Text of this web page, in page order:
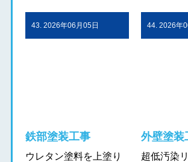
43. 2026年06月05日
鉄部塗装工事
ウレタン塗料を上塗り
44. 2026年
外壁塗装
超低汚染